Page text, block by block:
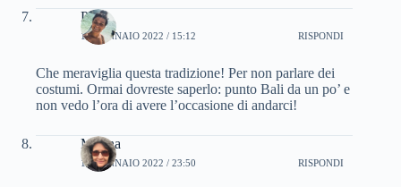
Paola
13 GENNAIO 2022 / 15:12 RISPONDI
Che meraviglia questa tradizione! Per non parlare dei
costumi. Ormai dovreste saperlo: punto Bali da un po’ e
non vedo l’ora di avere l’occasione di andarci!
Marina
14 GENNAIO 2022 / 23:50 RISPONDI